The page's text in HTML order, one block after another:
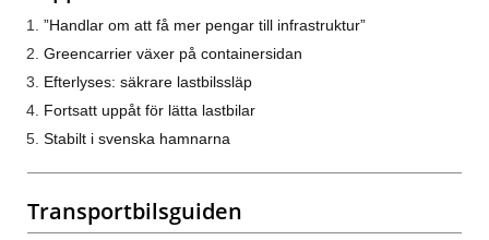
”Handlar om att få mer pengar till infrastruktur”
Greencarrier växer på containersidan
Efterlyses: säkrare lastbilssläp
Fortsatt uppåt för lätta lastbilar
Stabilt i svenska hamnarna
Transportbilsguiden